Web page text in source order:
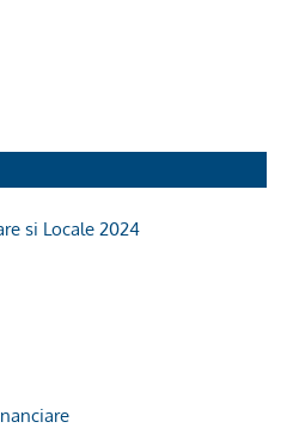
si Locale 2024